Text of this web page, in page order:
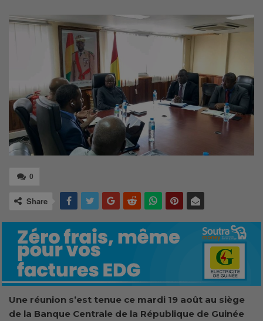
0
Share
Une réunion s’est tenue ce mardi 19 août au siège
de la Banque Centrale de la République de Guinée